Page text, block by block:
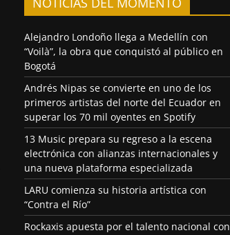
Alejandro Londoño llega a Medellín con
“Voilà”, la obra que conquistó al público en
Bogotá
Andrés Nipas se convierte en uno de los
primeros artistas del norte del Ecuador en
superar los 70 mil oyentes en Spotify
13 Music prepara su regreso a la escena
electrónica con alianzas internacionales y
una nueva plataforma especializada
LARU comienza su historia artística con
“Contra el Río”
Rockaxis apuesta por el talento nacional con